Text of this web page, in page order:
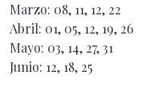
Marzo: 08, 11, 12, 22
Abril: 01, 05, 12, 19, 26
Mayo: 03, 14, 27, 31
Junio: 12, 18, 25